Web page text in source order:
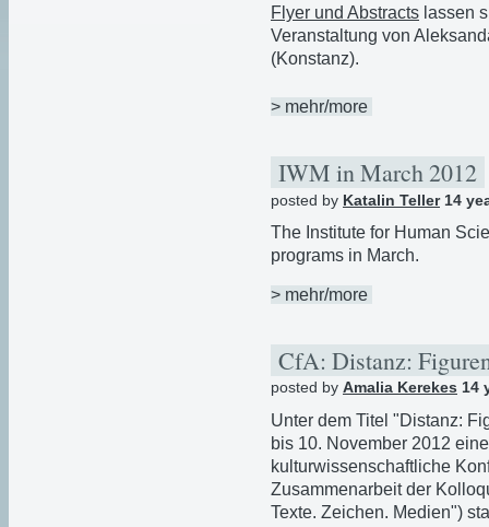
Flyer und Abstracts lassen
Veranstaltung von
(Konstanz).
> mehr/more
IWM in March 2012
posted by Katalin Teller14
The Institute for Human
programs in March.
> mehr/more
CfA: Distanz:
posted by Amalia Kerekes 14
Unter dem Titel "Distanz:
bis 10. November 2012
kulturwissenschaftliche
Zusammenarbeit der
Texte. Zeichen. Medien")